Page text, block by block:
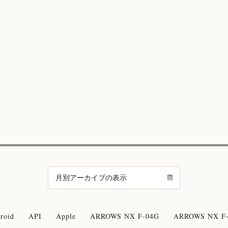
API Apple ARROWS NX F-04G ARROWS NX